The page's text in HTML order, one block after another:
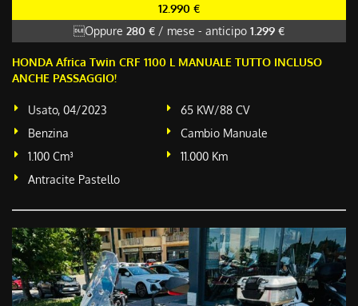
12.990 €
Oppure 280 € / mese - anticipo 1.299 €
HONDA Africa Twin CRF 1100 L MANUALE TUTTO INCLUSO
ANCHE PASSAGGIO!
Usato, 04/2023
65 KW/88 CV
Benzina
Cambio Manuale
1.100 Cm³
11.000 Km
Antracite Pastello